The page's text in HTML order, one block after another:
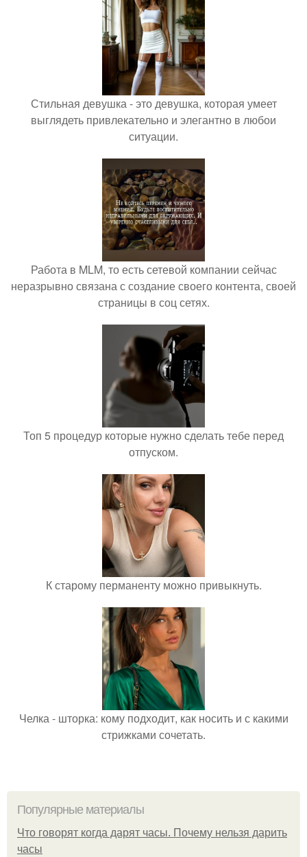
Стильная девушка - это девушка, которая умеет
выглядеть привлекательно и элегантно в любои
ситуации.
Работа в MLM, то есть сетевой компании сейчас
неразрывно связана с создание своего контента, своей
страницы в соц сетях.
Топ 5 процедур которые нужно сделать тебе перед
отпуском.
К старому перманенту можно привыкнуть.
Челка - шторка: кому подходит, как носить и с какими
стрижками сочетать.
Популярные материалы
Что говорят когда дарят часы. Почему нельзя дарить
часы